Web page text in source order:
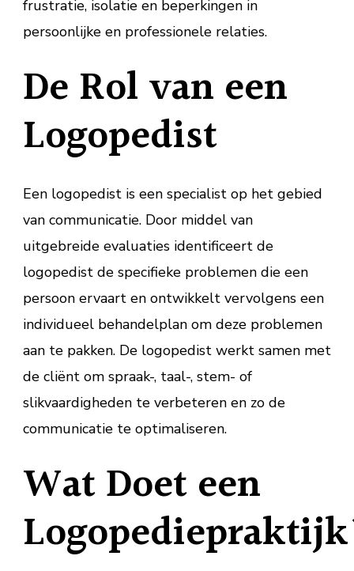
frustratie, isolatie en beperkingen in
persoonlijke en professionele relaties.
De Rol van een
Logopedist
Een logopedist is een specialist op het gebied
van communicatie. Door middel van
uitgebreide evaluaties identificeert de
logopedist de specifieke problemen die een
persoon ervaart en ontwikkelt vervolgens een
individueel behandelplan om deze problemen
aan te pakken. De logopedist werkt samen met
de cliënt om spraak-, taal-, stem- of
slikvaardigheden te verbeteren en zo de
communicatie te optimaliseren.
Wat Doet een